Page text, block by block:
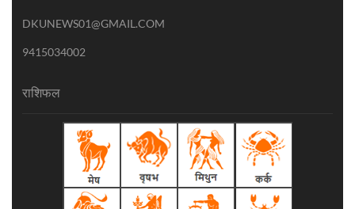
DKUNEWS01@GMAIL.COM
9415034002
राशिफल